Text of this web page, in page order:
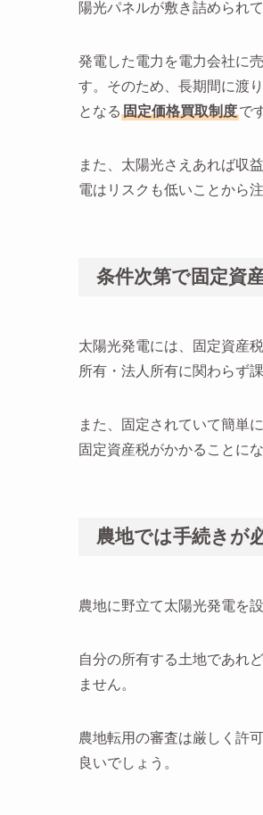
陽光パネルが敷き詰められ
発電した電力を電力会社に
す。そのため、長期間に渡
となる 固定価格買取制度で
また、太陽光さえあれば収
電はリスクも低いことから
条件次第で固定資
太陽光発電には、固定資産
所有・法人所有に関わらず
また、固定されていて簡単
固定資産税がかかることにな
農地では手続きが
農地に野立て太陽光発電を
自分の所有する土地であれ
ません。
農地転用の審査は厳しく許
良いでしょう。